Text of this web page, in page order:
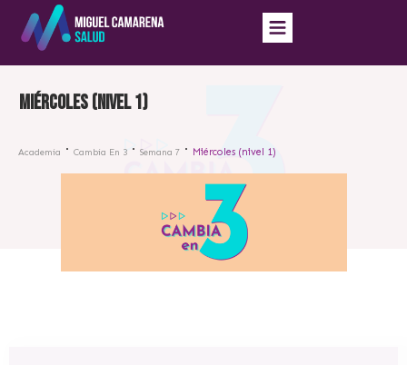
Miércoles (nivel 1)
Academia Cambia En 3 Semana 7 Miércoles (nivel 1)